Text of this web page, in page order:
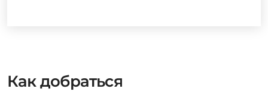
Как добраться